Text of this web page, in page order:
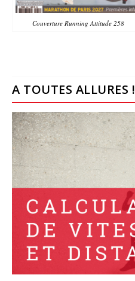
Couverture Running Attitude 258
A TOUTES ALLURES !